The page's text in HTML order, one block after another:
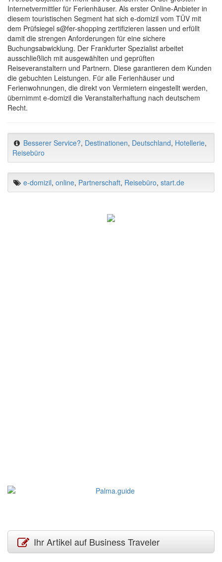
Internetvermittler für Ferienhäuser. Als erster Online-Anbieter in
diesem touristischen Segment hat sich e-domizil vom TÜV mit
dem Prüfsiegel s@fer-shopping zertifizieren lassen und erfüllt
damit die strengen Anforderungen für eine sichere
Buchungsabwicklung. Der Frankfurter Spezialist arbeitet
ausschließlich mit ausgewählten und geprüften
Reiseveranstaltern und Partnern. Diese garantieren dem Kunden
die gebuchten Leistungen. Für alle Ferienhäuser und
Ferienwohnungen, die direkt von Vermietern eingestellt werden,
übernimmt e-domizil die Veranstalterhaftung nach deutschem
Recht.
Besserer Service?, Destinationen, Deutschland, Hotellerie,
Reisebüro
e-domizil, online, Partnerschaft, Reisebüro, start.de
Ihr Artikel auf Business Traveler